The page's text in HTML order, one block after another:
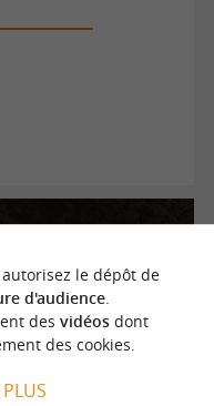
le dépôt de
d'audience.
des vidéosdont
des cookies.